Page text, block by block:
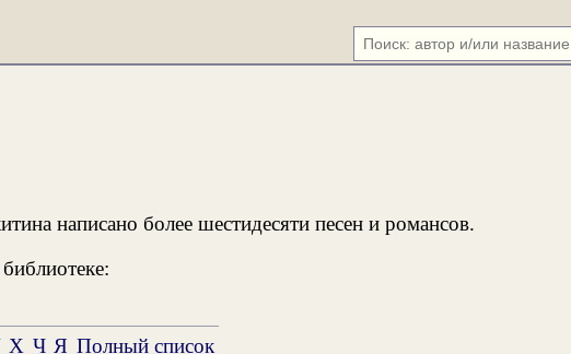
написано более шестидесяти песен и романсов.
Х Ч Я Полный список